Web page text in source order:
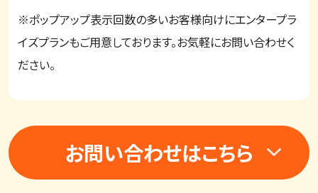
※ポップアップ表示回数の多いお客様向けにエンタープラ
イズプランもご用意しております。お気軽にお問い合わせく
ださい。
お問い合わせはこちら